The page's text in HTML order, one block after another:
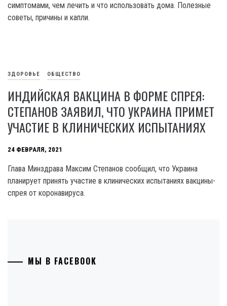
симптомами, чем лечить и что использовать дома. Полезные
советы, причины и капли.
ЗДОРОВЬЕ ОБЩЕСТВО
ИНДИЙСКАЯ ВАКЦИНА В ФОРМЕ СПРЕЯ:
СТЕПАНОВ ЗАЯВИЛ, ЧТО УКРАИНА ПРИМЕТ
УЧАСТИЕ В КЛИНИЧЕСКИХ ИСПЫТАНИЯХ
24 ФЕВРАЛЯ, 2021
Глава Минздрава Максим Степанов сообщил, что Украина
планирует принять участие в клинических испытаниях вакцины-
спрея от коронавируса.
МЫ В FACEBOOK